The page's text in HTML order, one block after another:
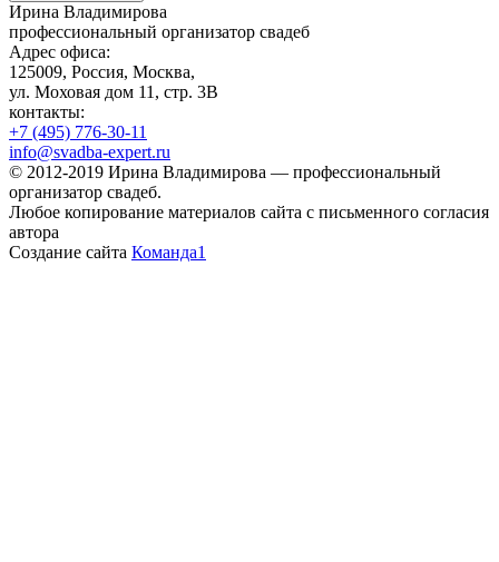
Ирина Владимирова
профессиональный организатор свадеб
Адрес офиса:
125009, Россия, Москва,
ул. Моховая дом 11, стр. 3В
контакты:
+7 (495) 776-30-11
info@svadba-expert.ru
© 2012-2019 Ирина Владимирова — профессиональный
организатор свадеб.
Любое копирование материалов сайта с письменного согласия
автора
Создание сайта Команда1